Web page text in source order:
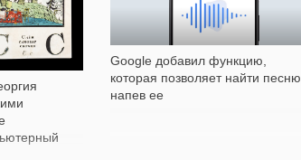
Google добавил функцию,
которая позволяет найти песню,
напев ее